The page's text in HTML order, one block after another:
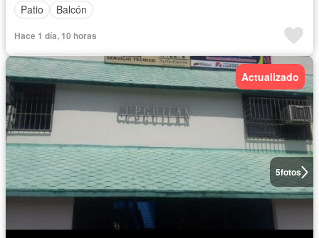
Patio
Balcón
Hace 1 día, 10 horas
5fotos
Actualizado